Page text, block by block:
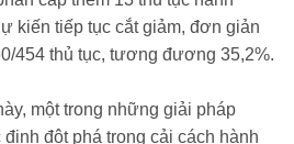
kiến tiếp tục cắt giảm, đơn giản
454 thủ tục, tương đương 35,2%.
một trong những giải pháp
đột phá trong cải cách hành